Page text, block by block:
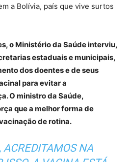
a Bolívia, país que vive surtos
o Ministério da Saúde interviu,
estaduais e municipais,
dos doentes e de seus
para evitar a
O ministro da Saúde,
que a melhor forma de
de rotina.
ACREDITAMOS NA